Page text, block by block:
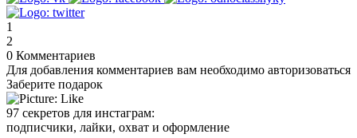
1
2
0 Комментариев
Для добавления комментариев вам необходимо авторизоваться
Заберите подарок
97 секретов для инстаграм:
подписчики, лайки, охват и оформление